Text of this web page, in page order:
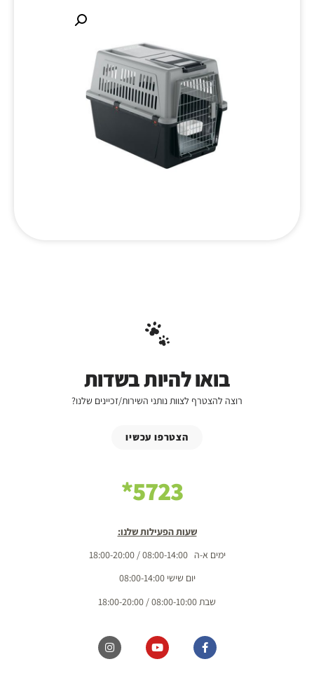
בואו להיות בשדות
רוצה להצטרף לצוות נותני השירות/זכיינים שלנו?
הצטרפו עכשיו
5723*
שעות הפעילות שלנו:
ימים א-ה 08:00-14:00 / 18:00-20:00
יום שישי 08:00-14:00
שבת 08:00-10:00 / 18:00-20:00